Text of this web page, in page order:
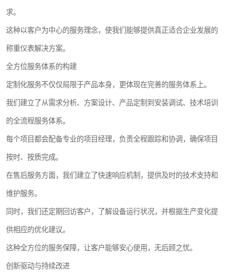
求。
这种以客户为中心的服务理念，使我们能够提供真正适合企业发展的
称重仪表解决方案。
全方位服务体系的构建
定制化服务不仅仅局限于产品本身，更体现在完善的服务体系上。
我们建立了从需求分析、方案设计、产品定制到安装调试、技术培训
的全流程服务体系。
每个项目都会配备专业的项目经理，负责全程跟踪和协调，确保项目
按时、按质完成。
在售后服务方面，我们建立了快速响应机制，提供及时的技术支持和
维护服务。
同时，我们还定期回访客户，了解设备运行状况，并根据生产变化提
供相应的优化建议。
这种全方位的服务保障，让客户能够安心使用，无后顾之忧。
创新驱动与持续改进